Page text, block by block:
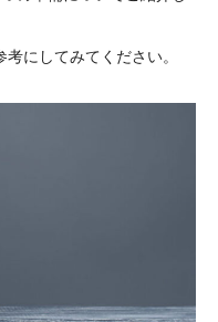
にしてみてください。